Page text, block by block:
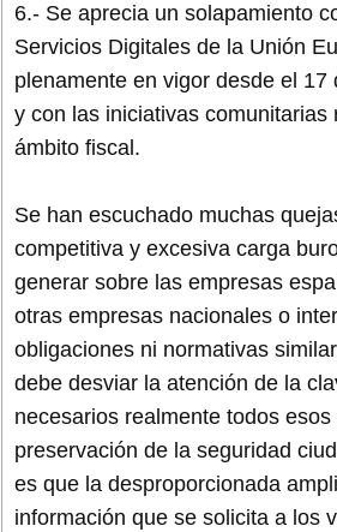
6.- Se aprecia un solapamiento
Servicios Digitales de la Unión
plenamente en vigor desde el 17
y con las iniciativas comunitarias
ámbito fiscal.
Se han escuchado muchas
competitiva y excesiva carga
generar sobre las empresas
otras empresas nacionales o
obligaciones ni normativas
debe desviar la atención de la
necesarios realmente todos
preservación de la seguridad
es que la desproporcionada
información que se solicita a los